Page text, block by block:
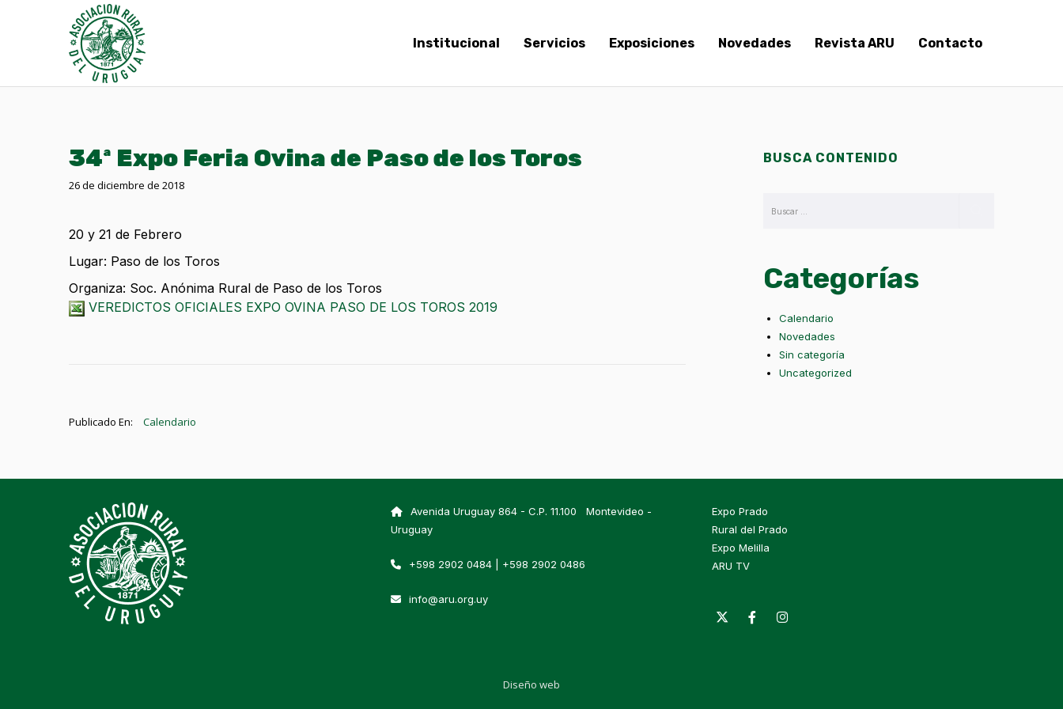
Institucional Servicios Exposiciones Novedades Revista ARU Contacto
34ª Expo Feria Ovina de Paso de los Toros
26 de diciembre de 2018
20 y 21 de Febrero
Lugar: Paso de los Toros
Organiza: Soc. Anónima Rural de Paso de los Toros
VEREDICTOS OFICIALES EXPO OVINA PASO DE LOS TOROS 2019
Publicado En: Calendario
BUSCA CONTENIDO
Categorías
Calendario
Novedades
Sin categoría
Uncategorized
Avenida Uruguay 864 - C.P. 11.100 Montevideo -
Uruguay
+598 2902 0484 | +598 2902 0486
info@aru.org.uy
Expo Prado
Rural del Prado
Expo Melilla
ARU TV
Diseño web